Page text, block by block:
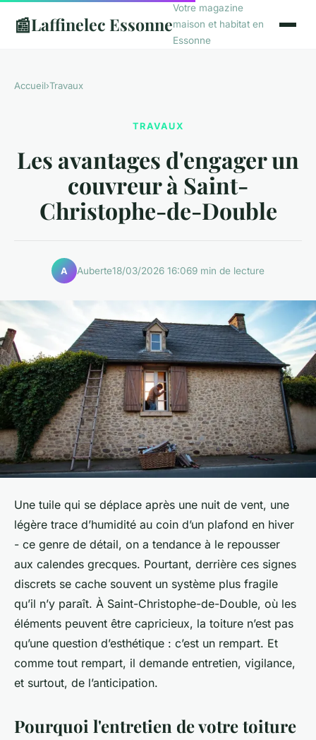
📰Laffinelec Essonne
Votre magazine
maison et habitat en
Essonne
Accueil›Travaux
TRAVAUX
Les avantages d'engager un
couvreur à Saint-
Christophe-de-Double
A Auberte18/03/2026 16:069 min de lecture
Une tuile qui se déplace après une nuit de vent, une
légère trace d’humidité au coin d’un plafond en hiver
- ce genre de détail, on a tendance à le repousser
aux calendes grecques. Pourtant, derrière ces signes
discrets se cache souvent un système plus fragile
qu’il n’y paraît. À Saint-Christophe-de-Double, où les
éléments peuvent être capricieux, la toiture n’est pas
qu’une question d’esthétique : c’est un rempart. Et
comme tout rempart, il demande entretien, vigilance,
et surtout, de l’anticipation.
Pourquoi l'entretien de votre toiture